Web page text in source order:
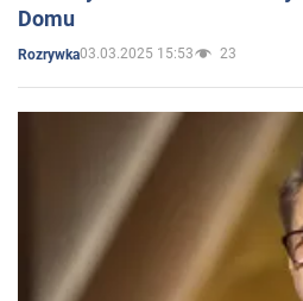
Domu
Rozrywka03.03.2025 15:53 23